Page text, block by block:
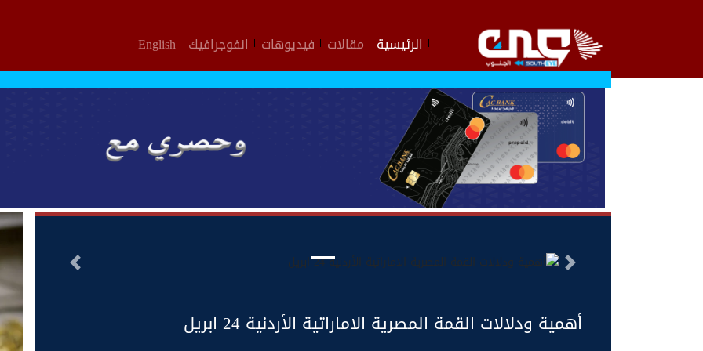
الرئيسية مقالات فيديوهات انفوجرافيك English
التالى السابق
أهمية ودلالات القمة المصرية الاماراتية الأردنية 24 ابريل